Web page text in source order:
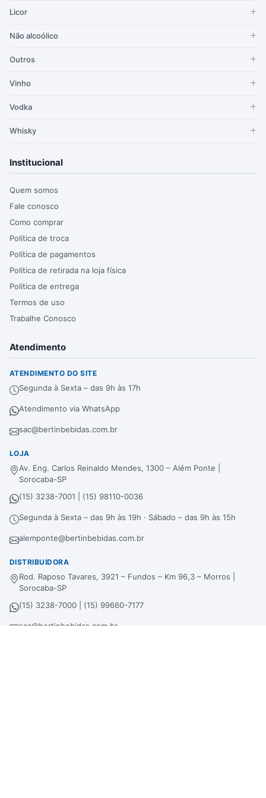
Licor
Não alcoólico
Outros
Vinho
Vodka
Whisky
Institucional
Quem somos
Fale conosco
Como comprar
Política de troca
Política de pagamentos
Política de retirada na loja física
Política de entrega
Termos de uso
Trabalhe Conosco
Atendimento
ATENDIMENTO DO SITE
Segunda à Sexta – das 9h às 17h
Atendimento via WhatsApp
sac@bertinbebidas.com.br
LOJA
Av. Eng. Carlos Reinaldo Mendes, 1300 – Além Ponte |
Sorocaba-SP
(15) 3238-7001 | (15) 98110-0036
Segunda à Sexta – das 9h às 19h · Sábado – das 9h às 15h
alemponte@bertinbebidas.com.br
DISTRIBUIDORA
Rod. Raposo Tavares, 3921 – Fundos – Km 96,3 – Morros |
Sorocaba-SP
(15) 3238-7000 | (15) 99660-7177
sac@bertinbebidas.com.br